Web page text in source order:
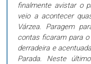
finalmente avistar o
veio a acontecer
Várzea. Paragem
contas ficaram para
derradeira e
Parada. Neste